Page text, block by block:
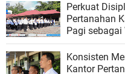
Perkuat
Pertanahan
Pagi
Kualitas
Konsisten
Kantor